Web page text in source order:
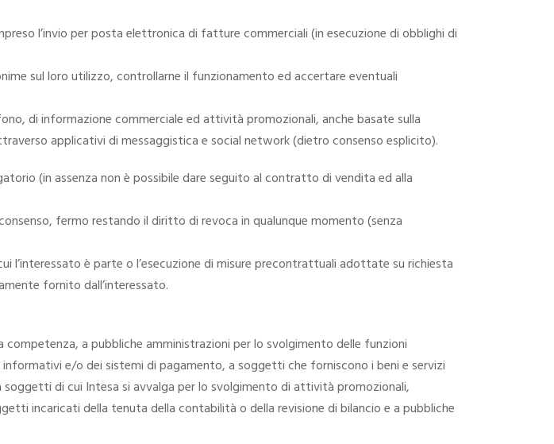
l’invio per posta elettronica di fatture commerciali (in esecuzione di obblighi di
sul loro utilizzo, controllarne il funzionamento ed accertare eventuali
di informazione commerciale ed attività promozionali, anche basate sulla
applicativi di messaggistica e social network (dietro consenso esplicito).
(in assenza non è possibile dare seguito al contratto di vendita ed alla
fermo restando il diritto di revoca in qualunque momento (senza
è parte o l’esecuzione di misure precontrattuali adottate su richiesta
fornito dall’interessato.
a pubbliche amministrazioni per lo svolgimento delle funzioni
e/o dei sistemi di pagamento, a soggetti che forniscono i beni e servizi
di cui Intesa si avvalga per lo svolgimento di attività promozionali,
incaricati della tenuta della contabilità o della revisione di bilancio e a pubbliche